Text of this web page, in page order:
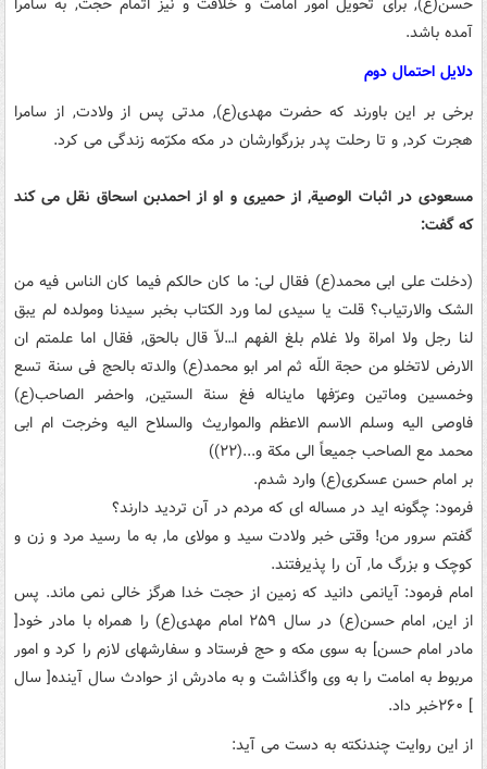
آمده باشد.
دلایل احتمال دوم
برخی بر این باورند که حضرت مهدی(ع), مدتی پس از ولادت, از سامرا
هجرت کرد, و تا رحلت پدر بزرگوارشان در مکه مکرّمه زندگی می کرد.
مسعودی در اثبات الوصیة, از حمیری و او از احمدبن اسحاق نقل می کند
که گفت:
(دخلت علی ابی محمد(ع) فقال لی: ما کان حالکم فیما کان الناس فیه من
الشک والارتیاب؟ قلت یا سیدی لما ورد الکتاب بخبر سیدنا ومولده لم یبق
لنا رجل ولا امراة ولا غلام بلغ الفهم ا…لاّ قال بالحق, فقال اما علمتم ان
الارض لاتخلو من حجة اللّه ثم امر ابو محمد(ع) والدته بالحج فی سنة تسع
وخمسین وماتین وعرّفها مایناله فغ سنة الستین, واحضر الصاحب(ع)
فاوصی الیه وسلم الاسم الاعظم والمواریث والسلاح الیه وخرجت ام ابی
محمد مع الصاحب جمیعاً الی مکة و...(۲۲))
بر امام حسن عسکری(ع) وارد شدم.
فرمود: چگونه اید در مساله ای که مردم در آن تردید دارند؟
گفتم سرور من! وقتی خبر ولادت سید و مولای ما, به ما رسید مرد و زن و
کوچک و بزرگ ما, آن را پذیرفتند.
امام فرمود: آیانمی دانید که زمین از حجت خدا هرگز خالی نمی ماند. پس
از این, امام حسن(ع) در سال ۲۵۹ امام مهدی(ع) را همراه با مادر خود[
مادر امام حسن] به سوی مکه و حج فرستاد و سفارشهای لازم را کرد و امور
مربوط به امامت را به وی واگذاشت و به مادرش از حوادث سال آینده[ سال
] ۲۶۰خبر داد.
از این روایت چندنکته به دست می آید: